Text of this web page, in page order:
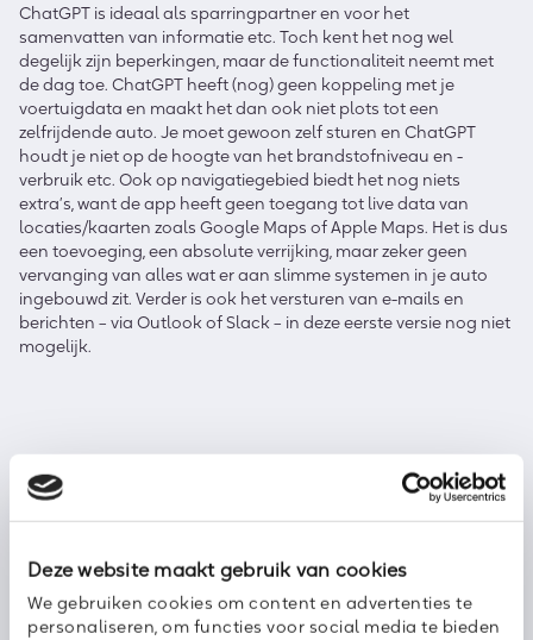
Deze website maakt gebruik van cookies
We gebruiken cookies om content en advertenties te
personaliseren, om functies voor social media te bieden
ChatGPT is ideaal als sparringpartner en voor het
samenvatten van informatie etc. Toch kent het nog wel
degelijk zijn beperkingen, maar de functionaliteit neemt met
de dag toe. ChatGPT heeft (nog) geen koppeling met je
voertuigdata en maakt het dan ook niet plots tot een
zelfrijdende auto. Je moet gewoon zelf sturen en ChatGPT
houdt je niet op de hoogte van het brandstofniveau en -
verbruik etc. Ook op navigatiegebied biedt het nog niets
extra’s, want de app heeft geen toegang tot live data van
locaties/kaarten zoals Google Maps of Apple Maps. Het is dus
een toevoeging, een absolute verrijking, maar zeker geen
vervanging van alles wat er aan slimme systemen in je auto
ingebouwd zit. Verder is ook het versturen van e-mails en
berichten – via Outlook of Slack – in deze eerste versie nog niet
mogelijk.
Gebruiksgemak, maar veiligheid staat voorop
functies en dus niet nog even wat aan te passen onder het
rijden. Met ChatGPT voor Apple CarPlay heeft OpenAI een
grote stap voorwaarts gezet. Het tilt deze digitale assistent van
je desktop of smart device naar je auto en daarmee wordt het